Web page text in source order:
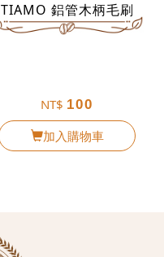
TIAMO 鋁管木柄毛刷
NT$ 100
加入購物車